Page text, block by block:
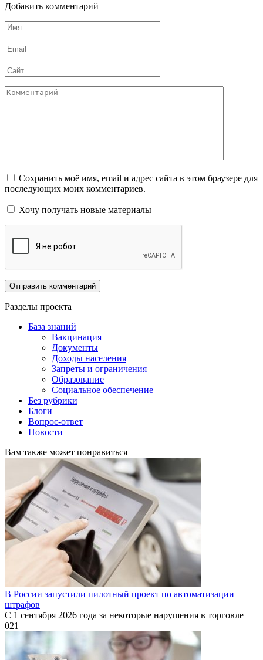
Добавить комментарий
Имя
*
Email
*
Сайт
Комментарий
Сохранить моё имя, email и адрес сайта в этом браузере для
последующих моих комментариев.
Хочу получать новые материалы
Разделы проекта
База знаний
Вакцинация
Документы
Доходы населения
Запреты и ограничения
Образование
Социальное обеспечение
Без рубрики
Блоги
Вопрос-ответ
Новости
Вам также может понравиться
В России запустили пилотный проект по автоматизации
штрафов
С 1 сентября 2026 года за некоторые нарушения в торговле
021